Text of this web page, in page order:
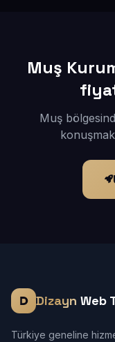
Muş
Muş
Dizayn Web
Türkiye geneline